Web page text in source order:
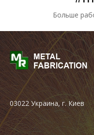
Больше
03022 Украина, г. Киев